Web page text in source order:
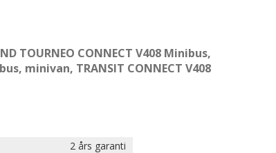
TOURNEO CONNECT V408 Minibus,
minivan, TRANSIT CONNECT V408
2 års garanti